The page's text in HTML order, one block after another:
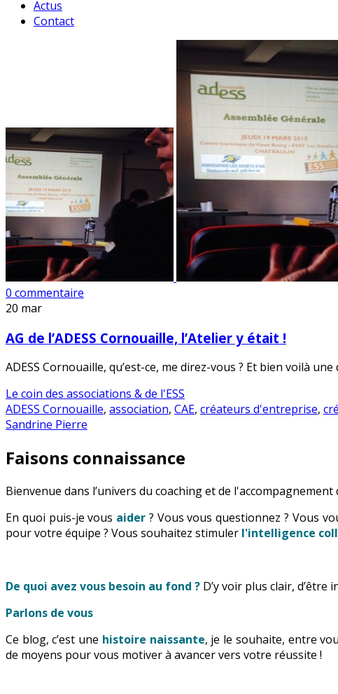
Actus
Contact
0 commentaire
20 mar
AG de l’ADESS Cornouaille, l’Atelier y était !
ADESS Cornouaille, qu’est-ce, me direz-vous ? Et bien voilà
Le coin des associations & de l'ESS
ADESS Cornouaille, association, CAE, créateurs d'entreprise,
Sandrine Pierre
Faisons connaissance
Bienvenue dans l’univers du coaching et de
En quoi puis-je vous aider ? Vous vous questionnez ? Vous
pour votre équipe ? Vous souhaitez stimuler l'intelligence
De quoi avez vous besoin au fond ? D’y voir plus clair,
Parlons de vous
Ce blog, c’est une histoire naissante, je le souhaite, entre
de moyens pour vous motiver à avancer vers votre réussite !